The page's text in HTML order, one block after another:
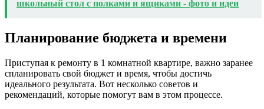
школьный стол с полками и ящиками - фото и идеи
Планирование бюджета и времени
Приступая к ремонту в 1 комнатной квартире, важно заранее
спланировать свой бюджет и время, чтобы достичь
идеального результата. Вот несколько советов и
рекомендаций, которые помогут вам в этом процессе.